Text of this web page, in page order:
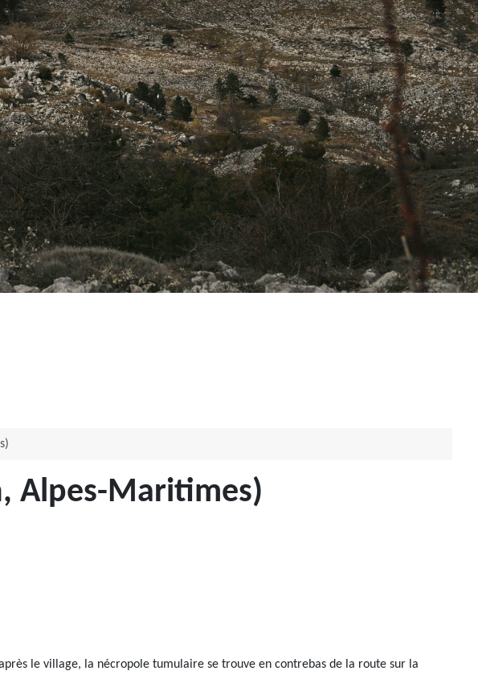
Alpes-Maritimes)
le village, la nécropole tumulaire se trouve en contrebas de la route sur la